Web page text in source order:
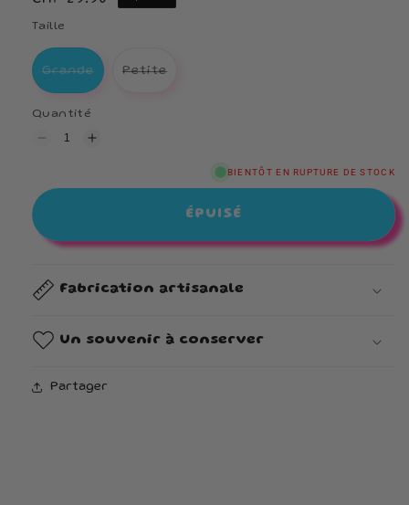
Taille
GrandeVariante épuisée ou indisponible
PetiteVariante épuisée ou indisponible
Quantité
Réduire
Bonbonnière
Augmenter
BIENTÔT EN RUPTURE DE STOCK
ÉPUISÉ
Fabrication artisanale
Un souvenir à conserver
Partager